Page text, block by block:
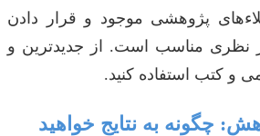
پژوهشی موجود و قرار دادن
نظری مناسب است. از جدیدترین و
و کتب استفاده کنید.
چگونه به نتایج خواهید